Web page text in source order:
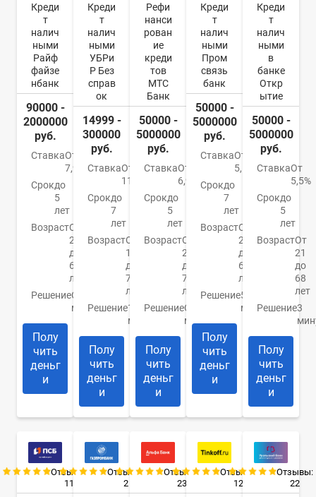
Креди
т
налич
ными
Райф
файзе
нбанк
90000 -
2000000
руб.
СтавкаОт
7,99%
Срокдо
5
лет
ВозрастОт
23
до
67
лет
РешениеОт 2
минут
Полу
чить
деньг
и
Креди
т
налич
ными
УБРи
Р Без
справ
ок
14999 -
300000
руб.
СтавкаОт
11%
Срокдо
7
лет
ВозрастОт
19
до
75
лет
Решение15
минут
Полу
чить
деньг
и
Рефи
нанси
рован
ие
креди
тов
МТС
Банк
50000 -
5000000
руб.
СтавкаОт
6,9%
Срокдо
5
лет
ВозрастОт
20
до
70
лет
РешениеОт 15
минут
Полу
чить
деньг
и
Креди
т
налич
ными
Пром
связь
банк
50000 -
5000000
руб.
СтавкаОт
5,5%
Срокдо
7
лет
ВозрастОт
23
до
65
лет
Решение5
минут
Полу
чить
деньг
и
Креди
т
налич
ными
в
банке
Откр
ытие
50000 -
5000000
руб.
СтавкаОт
5,5%
Срокдо
5
лет
ВозрастОт
21
до
68
лет
Решение3
Полу
чить
деньг
и
Отзывы:
11
Отзывы:
2
Отзывы:
23
Отзывы:
12
Отзывы:
22